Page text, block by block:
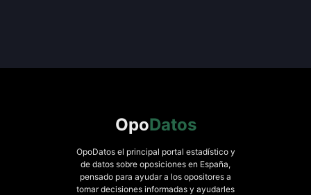
OpoDatos
OpoDatos el principal portal estadístico y
de datos sobre oposiciones en España,
pensado para ayudar a los opositores a
tomar decisiones informadas y ayudarles